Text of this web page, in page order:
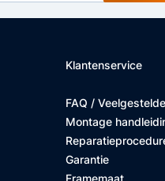
wat nodig was om de
Klantenservice
FAQ /
Montage
Garantie
Framemaat